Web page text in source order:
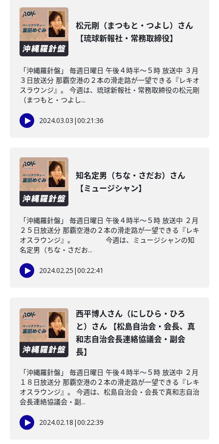
松元剛（まつもと・つよし）さん
【琉球新報社・常務取締役】
「沖縄羅針盤」 毎週日曜日 午後４時半～５時 放送中 ３月
３日放送分 那覇空港の２本の滑走路が一望できる『レキオ
スラウンジ』。 今週は、琉球新報社・常務取締役の松元剛
（まつもと・つよし...
2024.03.03 |00:21:36
知名定男（ちな・さだお）さん
【ミュージシャン】
「沖縄羅針盤」 毎週日曜日 午後４時半～５時 放送中 ２月
２５日放送分 那覇空港の２本の滑走路が一望できる『レキ
オスラウンジ』。 今週は、ミュージシャンの知
名定男（ちな・さだお...
2024.02.25 |00:22:41
西平博人さん（にしひら・ひろ
と）さん 【松島自治会・会長、真
和志自治会長連絡協議会・副会
長】
「沖縄羅針盤」 毎週日曜日 午後４時半～５時 放送中 ２月
１８日放送分 那覇空港の２本の滑走路が一望できる『レキ
オスラウンジ』。 今週は、松島自治会・会長で真和志自治
会長連絡協議会・副...
2024.02.18 |00:22:39